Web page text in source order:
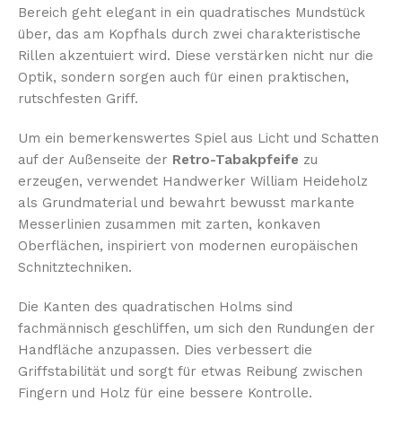
Bereich geht elegant in ein quadratisches Mundstück
über, das am Kopfhals durch zwei charakteristische
Rillen akzentuiert wird. Diese verstärken nicht nur die
Optik, sondern sorgen auch für einen praktischen,
rutschfesten Griff.
Um ein bemerkenswertes Spiel aus Licht und Schatten
auf der Außenseite der Retro-Tabakpfeife zu
erzeugen, verwendet Handwerker William Heideholz
als Grundmaterial und bewahrt bewusst markante
Messerlinien zusammen mit zarten, konkaven
Oberflächen, inspiriert von modernen europäischen
Schnitztechniken.
Die Kanten des quadratischen Holms sind
fachmännisch geschliffen, um sich den Rundungen der
Handfläche anzupassen. Dies verbessert die
Griffstabilität und sorgt für etwas Reibung zwischen
Fingern und Holz für eine bessere Kontrolle.